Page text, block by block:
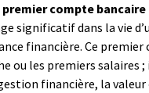
premier compte bancaire
significatif dans la vie
financière. Ce
ou les premiers
financière, la